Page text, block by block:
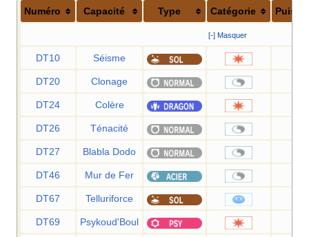
Numéro Capacité Type Catégorie
[-] Masquer
DT10 Séisme
DT20 Clonage
DT24 Colère
DT26 Ténacité
DT27 Blabla Dodo
DT46 Mur de Fer
DT67 Telluriforce
DT69 Psykoud'Boul